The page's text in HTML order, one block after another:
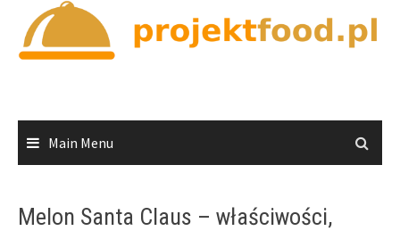
content
Main Menu
Melon Santa Claus – właściwości,